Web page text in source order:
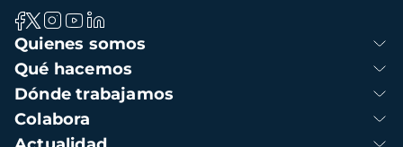
Navegación
principal
Quienes somos
Qué hacemos
Dónde trabajamos
Colabora